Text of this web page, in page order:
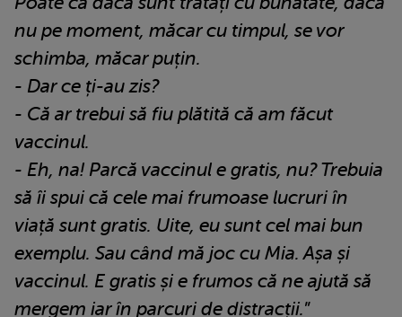
nu pe moment, măcar cu timpul, se vor
schimba, măcar puțin.
- Dar ce ți-au zis?
- Că ar trebui să fiu plătită că am făcut
vaccinul.
- Eh, na! Parcă vaccinul e gratis, nu? Trebuia
să îi spui că cele mai frumoase lucruri în
viață sunt gratis. Uite, eu sunt cel mai bun
exemplu. Sau când mă joc cu Mia. Așa și
vaccinul. E gratis și e frumos că ne ajută să
mergem iar în parcuri de distracții.”